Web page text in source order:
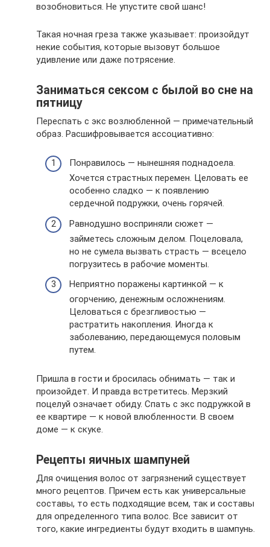
возобновиться. Не упустите свой шанс!
Такая ночная греза также указывает: произойдут
некие события, которые вызовут большое
удивление или даже потрясение.
Заниматься сексом с былой во сне на
пятницу
Переспать с экс возлюбленной — примечательный
образ. Расшифровывается ассоциативно:
Понравилось — нынешняя поднадоела.
Хочется страстных перемен. Целовать ее
особенно сладко — к появлению
сердечной подружки, очень горячей.
Равнодушно восприняли сюжет —
займетесь сложным делом. Поцеловала,
но не сумела вызвать страсть — всецело
погрузитесь в рабочие моменты.
Неприятно поражены картинкой — к
огорчению, денежным осложнениям.
Целоваться с брезгливостью —
растратить накопления. Иногда к
заболеванию, передающемуся половым
путем.
Пришла в гости и бросилась обнимать — так и
произойдет. И правда встретитесь. Мерзкий
поцелуй означает обиду. Спать с экс подружкой в
ее квартире — к новой влюбленности. В своем
доме — к скуке.
Рецепты яичных шампуней
Для очищения волос от загрязнений существует
много рецептов. Причем есть как универсальные
составы, то есть подходящие всем, так и составы
для определенного типа волос. Все зависит от
того, какие ингредиенты будут входить в шампунь.